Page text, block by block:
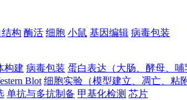
构 酶活 细胞 小鼠 基因编辑 病毒包装
构建 病毒包装 蛋白表达（大肠、酵母、
Blot 细胞实验（模型建立、凋亡、粘
单抗与多抗制备 甲基化检测 芯片